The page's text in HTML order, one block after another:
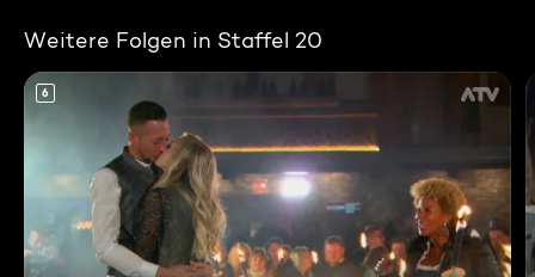
Weitere Folgen in Staffel 20
6